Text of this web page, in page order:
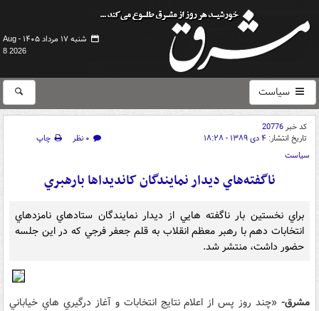
شنبه ۱۷ مرداد ۱۴۰۵ -
Aug
8 2026
سیاست
کد خبر20776
تاریخ انتشار: ۴ دی ۱۳۸۹ - ۱۸:۲۸ ۰ نظر
چاپ
سیاست
ناگفته‌هاي ديدار نمايندگان کانديداها بارهبري
براي نخستين بار ناگفته هايي از ديدار نمايندگان ستادهاي نامزدهاي
انتخابات دهم با رهبر معظم انقلاب به قلم جعفر فرجي که در اين جلسه
حضور داشت، منتشر شد.
مشرق- «چند روز پس از اعلام نتايج انتخابات و آغاز درگيري هاي خياباني